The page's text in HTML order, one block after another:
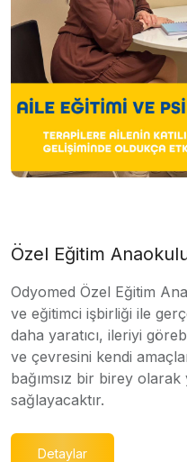
Özel Eğitim
Odyomed Özel Eğitim
ve eğitimci işbirliği ile
daha yaratıcı, ileriyi
ve çevresini kendi
bağımsız bir birey olarak
sağlayacaktır.
Detaylar